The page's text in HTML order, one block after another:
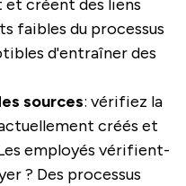
créent des liens
faibles du processus
d'entraîner des
sources: vérifiez la
créés et
employés vérifient-
? Des processus